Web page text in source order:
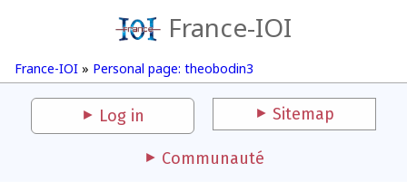
France-IOI
France-IOI » Personal page: theobodin3
Log in Sitemap
Communauté